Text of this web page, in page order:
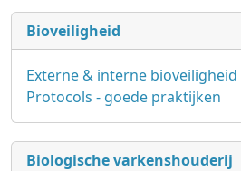
Bioveiligheid
Externe & interne bioveiligheid
Protocols - goede praktijken
Biologische varkenshouderij